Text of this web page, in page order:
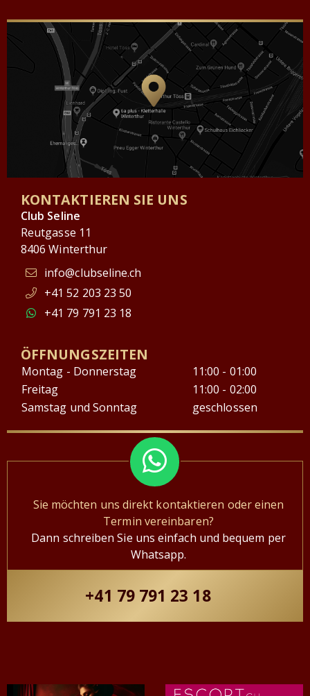
KONTAKTIEREN SIE UNS
Club Seline
Reutgasse 11
8406 Winterthur
info@clubseline.ch
+41 52 203 23 50
+41 79 791 23 18
ÖFFNUNGSZEITEN
Montag - Donnerstag
11:00 - 01:00
Freitag
11:00 - 02:00
Samstag und Sonntag
geschlossen
Sie möchten uns direkt kontaktieren oder einen
Termin vereinbaren?
Dann schreiben Sie uns einfach und bequem per
Whatsapp.
+41 79 791 23 18